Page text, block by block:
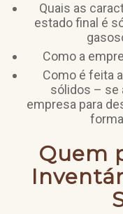
Quais as
estado final é
Como a
Como é feita
sólidos – se
empresa para
Quem